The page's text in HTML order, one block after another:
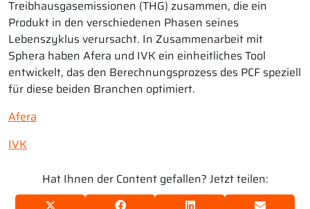
Treibhausgasemissionen (THG) zusammen, die ein
Produkt in den verschiedenen Phasen seines
Lebenszyklus verursacht. In Zusammenarbeit mit
Sphera haben Afera und IVK ein einheitliches Tool
entwickelt, das den Berechnungsprozess des PCF speziell
für diese beiden Branchen optimiert.
Afera
IVK
Hat Ihnen der Content gefallen? Jetzt teilen: